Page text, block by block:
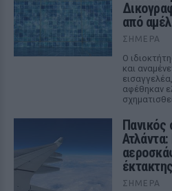
από
ΣΉΜΕΡΑ
Ο
και
αφέθηκαν
Πανικός
ΣΉΜΕΡΑ